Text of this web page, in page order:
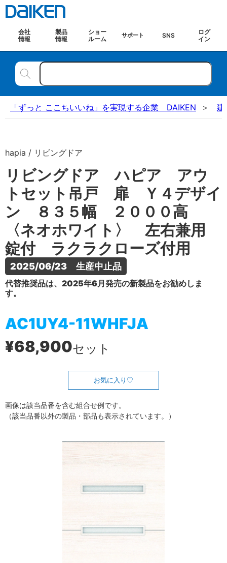
会社
情報
製品
情報
ショー
ルーム
サポート SNS
ログ
イン
「ずっと ここちいいね」を実現する企業 DAIKEN 建
hapia / リビングドア
リビングドア ハピア アウ
トセット吊戸 扉 Ｙ４デザイ
ン ８３５幅 ２０００高
〈ネオホワイト〉 左右兼用
錠付 ラクラクローズ付用
2025/06/23　生産中止品
代替推奨品は、2025年6月発売の新製品をお勧めしま
す。
AC1UY4-11WHFJA
¥68,900セット
お気に入り
画像は該当品番を含む組合せ例です。
（該当品番以外の製品・部品も表示されています。）